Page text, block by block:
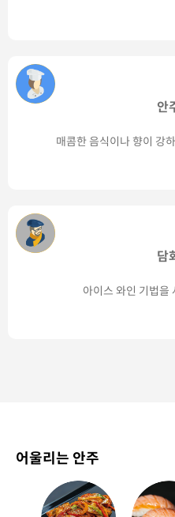
안
매콤한 음식이나 향이 강
담
아이스 와인 기법을
어울리는 안주